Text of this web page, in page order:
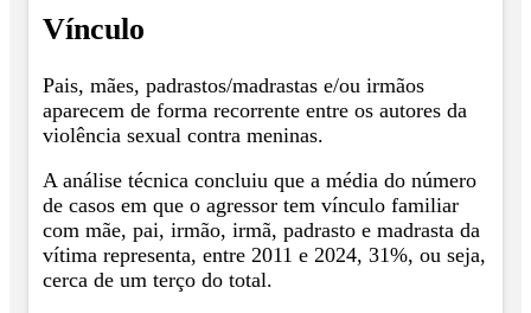
Vínculo
Pais, mães, padrastos/madrastas e/ou irmãos
aparecem de forma recorrente entre os autores da
violência sexual contra meninas.
A análise técnica concluiu que a média do número
de casos em que o agressor tem vínculo familiar
com mãe, pai, irmão, irmã, padrasto e madrasta da
vítima representa, entre 2011 e 2024, 31%, ou seja,
cerca de um terço do total.